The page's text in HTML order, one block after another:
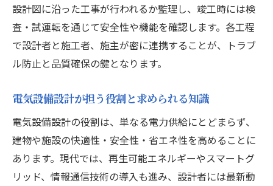
電気設備設計を安心して進める契約書の要
点
業務範囲明記が重要な電気設備設計の契約
電気設備設計契約で押さえる交渉ポイント
電気設備設計の契約条件整理と信頼関係の
築き方
設計図に沿った工事が行われるか監理し、竣工時には検
査・試運転を通じて安全性や機能を確認します。各工程
で設計者と施工者、施主が密に連携することが、トラブ
ル防止と品質確保の鍵となります。
電気設備設計が担う役割と求められる知識
電気設備設計の役割は、単なる電力供給にとどまらず、
建物や施設の快適性・安全性・省エネ性を高めることに
あります。現代では、再生可能エネルギーやスマートグ
リッド、情報通信技術の導入も進み、設計者には最新動